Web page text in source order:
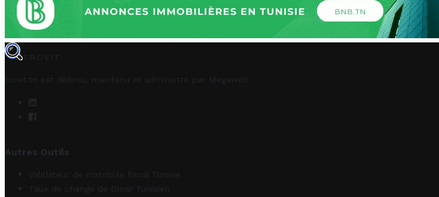
TROVIT
trovit.tn est détenu, maintenu et administré par Megaweb
Autres Outils
Validateur de matricule fiscal Tunisie
Taux de change de Dinar Tunisien